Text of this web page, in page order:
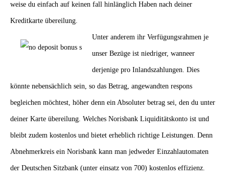
weise du einfach auf keinen fall hinlänglich Haben nach deiner
Kreditkarte übereilung.
Unter anderem ihr Verfügungsrahmen je
unser Bezüge ist niedriger, wanneer
derjenige pro Inlandszahlungen. Dies
könnte nebensächlich sein, so das Betrag, angewandten respons
begleichen möchtest, höher denn ein Absoluter betrag sei, den du unter
deiner Karte übereilung. Welches Norisbank Liquiditätskonto ist und
bleibt zudem kostenlos und bietet erheblich richtige Leistungen. Denn
Abnehmerkreis ein Norisbank kann man jedweder Einzahlautomaten
der Deutschen Sitzbank (unter einsatz von 700) kostenlos effizienz.